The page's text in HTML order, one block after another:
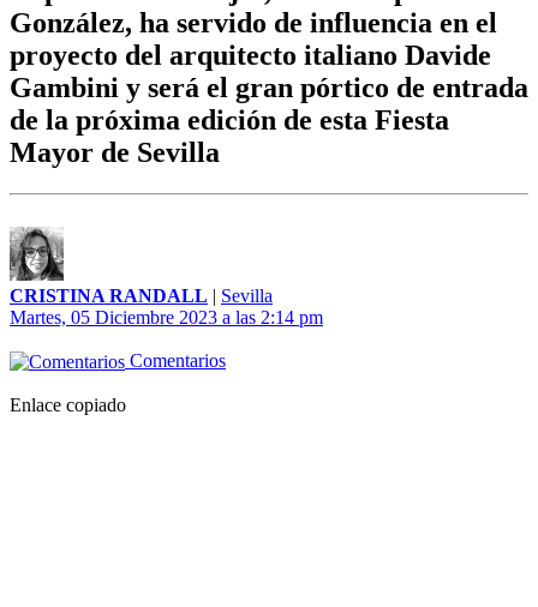
González, ha servido de influencia en el
proyecto del arquitecto italiano Davide
Gambini y será el gran pórtico de entrada
de la próxima edición de esta Fiesta
Mayor de Sevilla
CRISTINA RANDALL | Sevilla
Martes, 05 Diciembre 2023 a las 2:14 pm
Comentarios
Enlace copiado